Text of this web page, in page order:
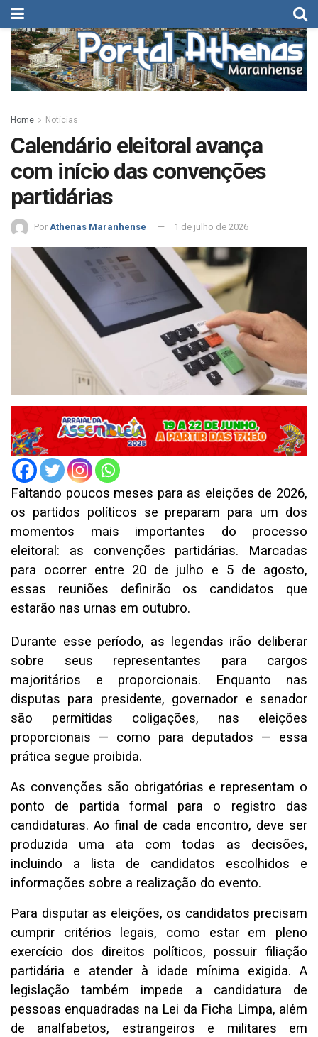
Home Notícias
Calendário eleitoral avança
com início das convenções
partidárias
Por Athenas Maranhense 1 de julho de 2026
Faltando poucos meses para as eleições de 2026,
os partidos políticos se preparam para um dos
momentos mais importantes do processo
eleitoral: as convenções partidárias. Marcadas
para ocorrer entre 20 de julho e 5 de agosto,
essas reuniões definirão os candidatos que
estarão nas urnas em outubro.
Durante esse período, as legendas irão deliberar
sobre seus representantes para cargos
majoritários e proporcionais. Enquanto nas
disputas para presidente, governador e senador
são permitidas coligações, nas eleições
proporcionais — como para deputados — essa
prática segue proibida.
As convenções são obrigatórias e representam o
ponto de partida formal para o registro das
candidaturas. Ao final de cada encontro, deve ser
produzida uma ata com todas as decisões,
incluindo a lista de candidatos escolhidos e
informações sobre a realização do evento.
Para disputar as eleições, os candidatos precisam
cumprir critérios legais, como estar em pleno
exercício dos direitos políticos, possuir filiação
partidária e atender à idade mínima exigida. A
legislação também impede a candidatura de
pessoas enquadradas na Lei da Ficha Limpa, além
de analfabetos, estrangeiros e militares em